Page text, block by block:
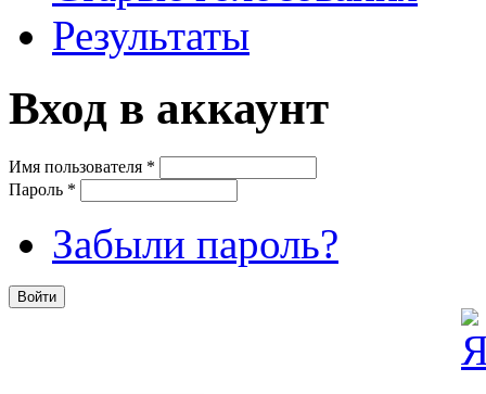
Результаты
Вход в аккаунт
Имя пользователя *
Пароль *
Забыли пароль?